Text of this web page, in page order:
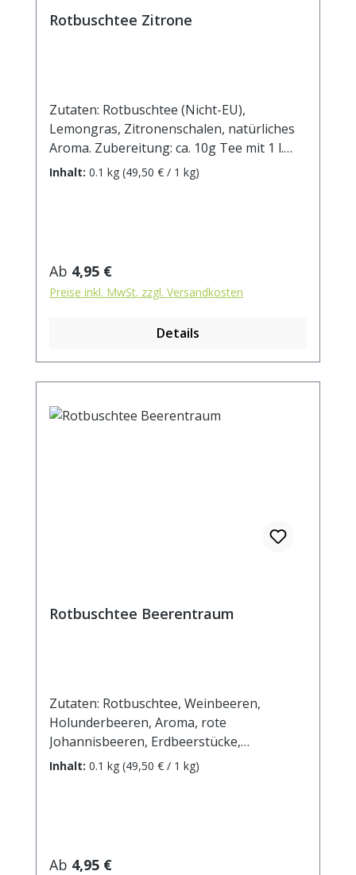
Rotbuschtee Zitrone
Zutaten: Rotbuschtee (Nicht-EU),
Lemongras, Zitronenschalen, natürliches
Aroma. Zubereitung: ca. 10g Tee mit 1 l.
kochendem Wasser aufgiessen. Ziehzeit:
Inhalt: 0.1 kg (49,50 € / 1 kg)
Regulärer Preis:
Ab 4,95 €
Preise inkl. MwSt. zzgl. Versandkosten
Details
Rotbuschtee Beerentraum
Zutaten: Rotbuschtee, Weinbeeren,
Holunderbeeren, Aroma, rote
Johannisbeeren, Erdbeerstücke,
Himbeeren, Brombeeren,
ca.5 min.
Inhalt: 0.1 kg (49,50 € / 1 kg)
Regulärer Preis:
Ab 4,95 €